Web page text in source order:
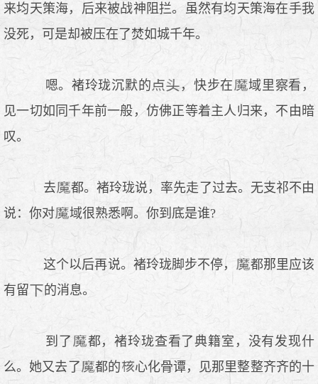
来均天策海，后来被战神阻拦。虽然有均天策海在手我
没死，可是却被压在了焚如城千年。
嗯。褚玲珑沉默的 ，快步在
域里察看，
见一切如同千年前一般，仿佛正等着主人归来，不由暗
叹。
去
都。褚玲珑说，率先走了过去。无支祁不由
说：你对
域很熟悉啊。你到底是谁?
这个以后再说。褚玲珑脚步不停，
都那里应该
有留
的消息。
到了
都，褚玲珑查看了典籍室，没有发现什
么。她又去了
都的
心化骨谭，见那里整整齐齐的十